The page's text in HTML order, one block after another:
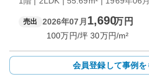
売出 2026年07月 1,690万円
100万円/坪 30万円/m²
会員登録して事例を